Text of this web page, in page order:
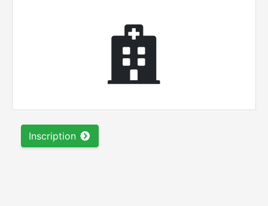
Inscription